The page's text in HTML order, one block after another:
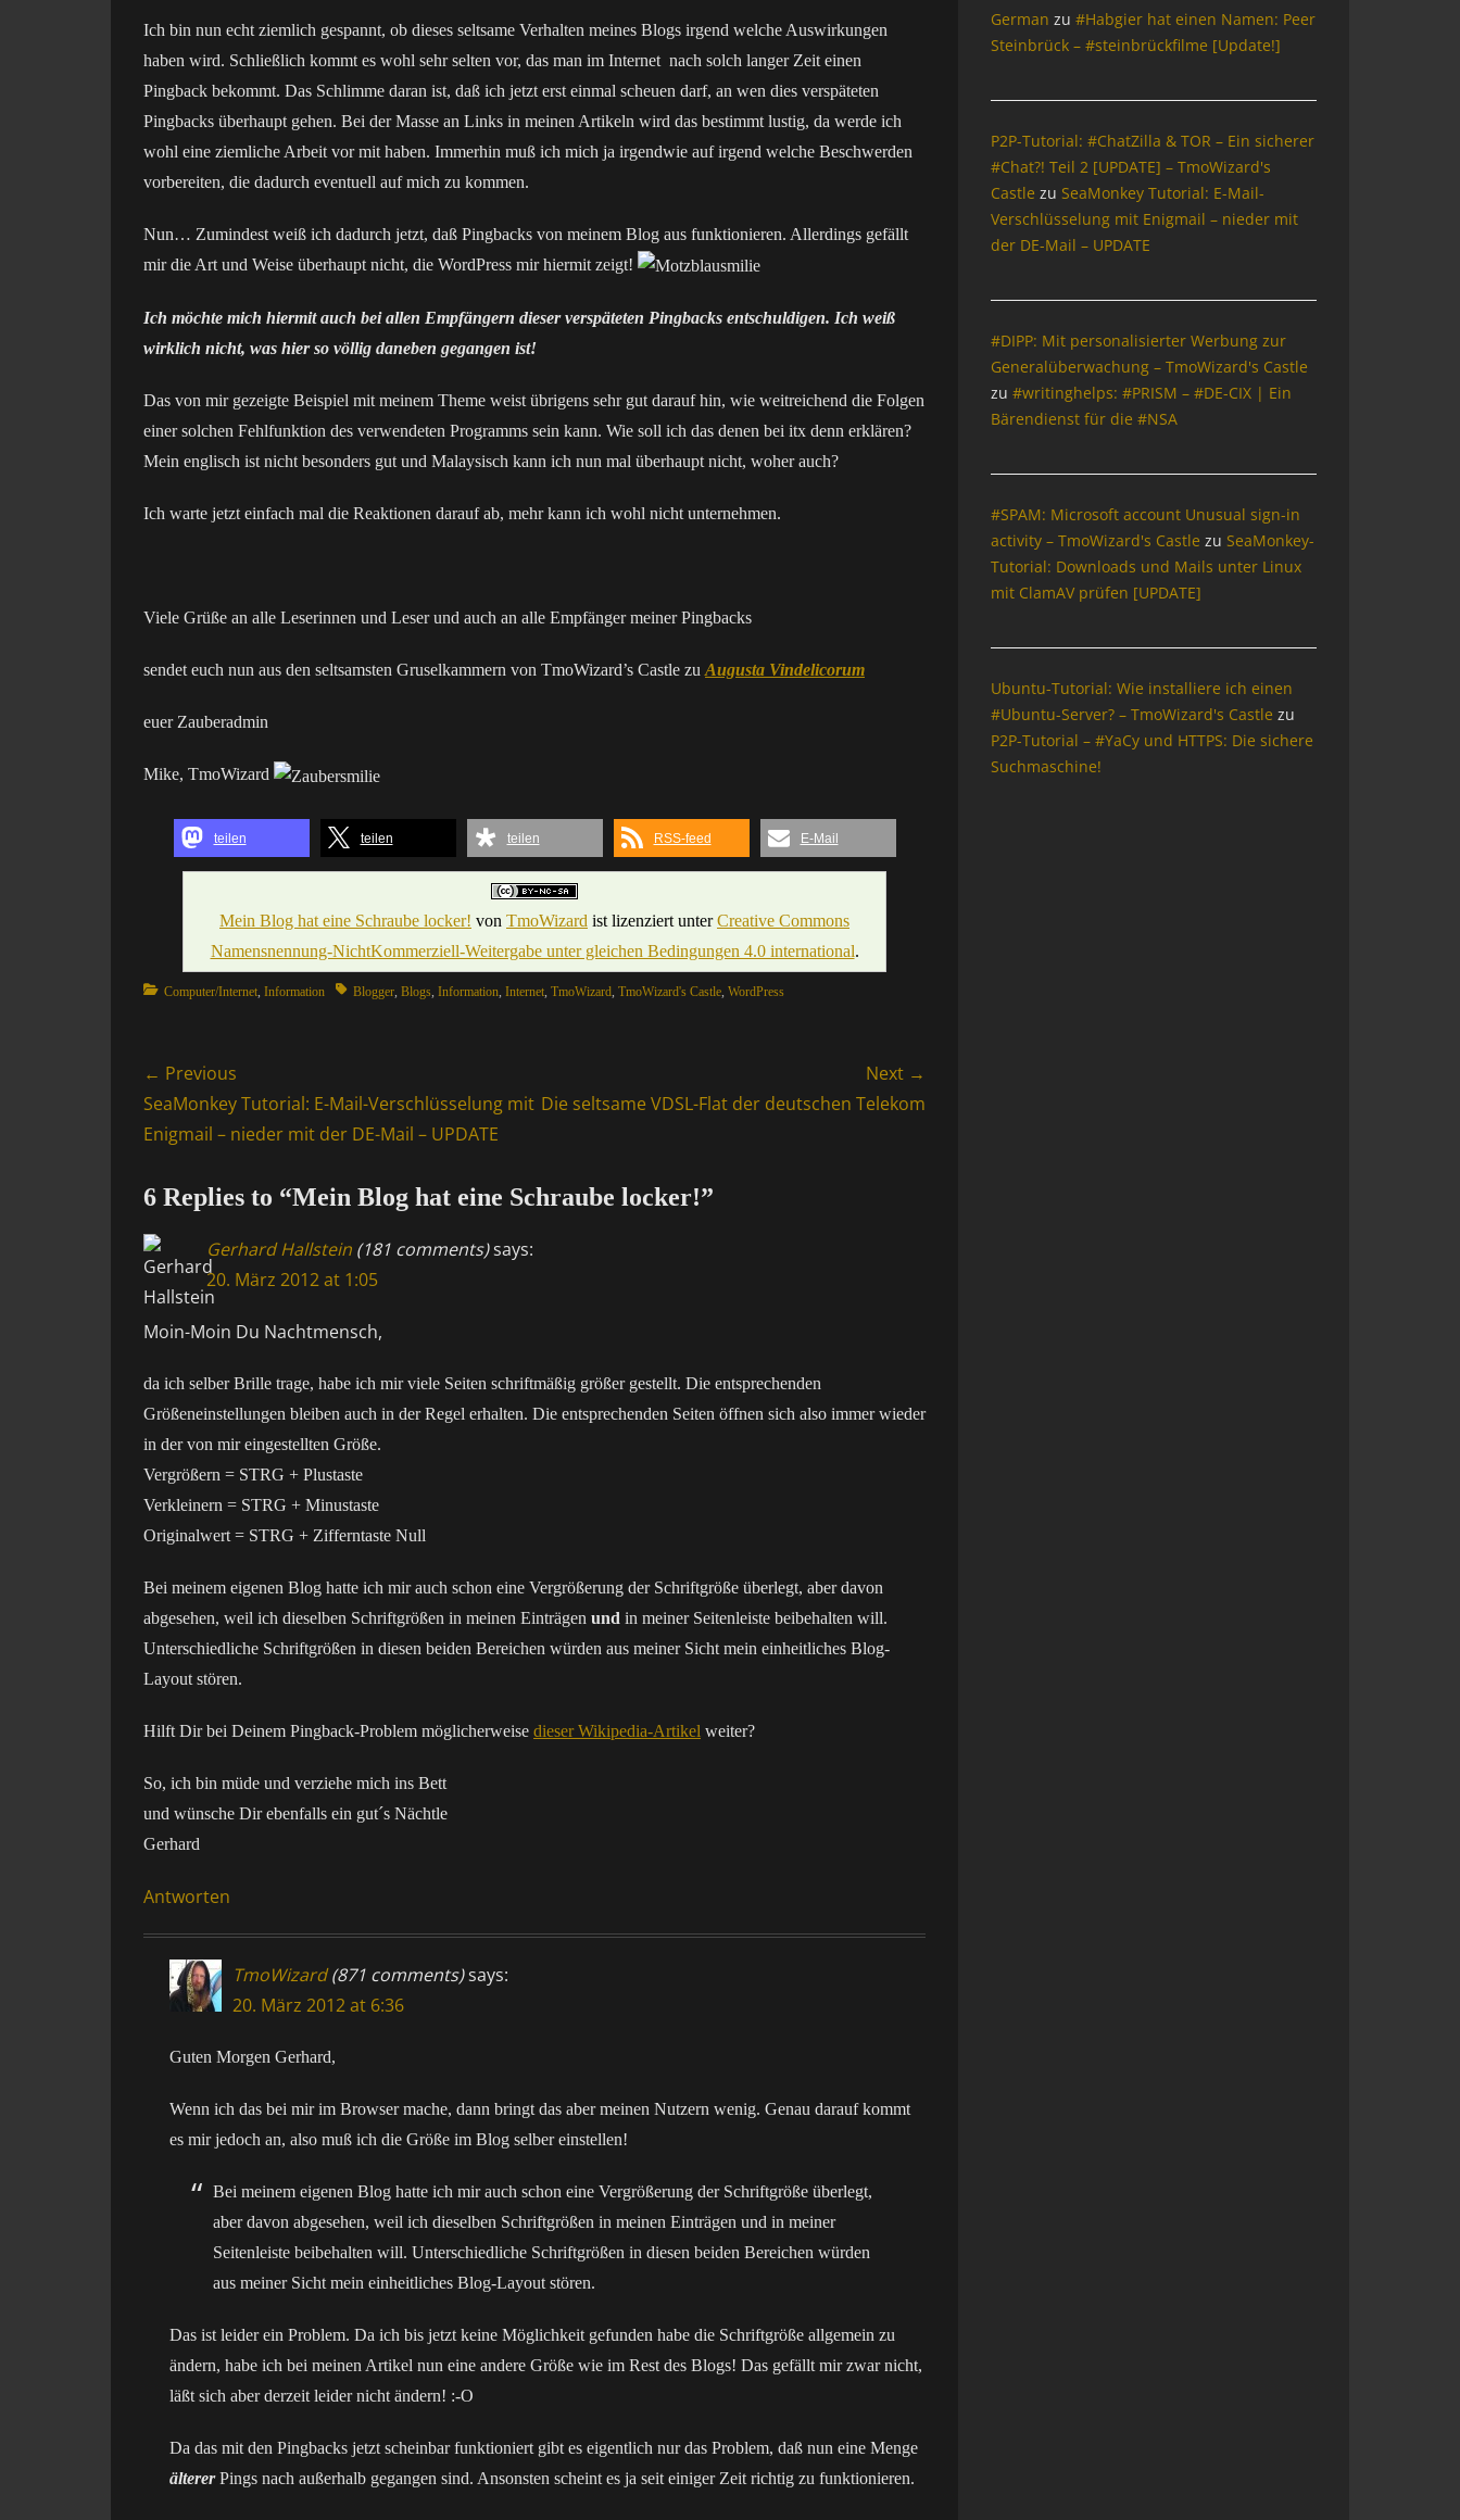
Ich bin nun echt ziemlich gespannt, ob dieses seltsame Verhalten meines Blogs irgend welche Auswirkungen
haben wird. Schließlich kommt es wohl sehr selten vor, das man im Internet nach solch langer Zeit einen
Pingback bekommt. Das Schlimme daran ist, daß ich jetzt erst einmal scheuen darf, an wen dies verspäteten
Pingbacks überhaupt gehen. Bei der Masse an Links in meinen Artikeln wird das bestimmt lustig, da werde ich
wohl eine ziemliche Arbeit vor mit haben. Immerhin muß ich mich ja irgendwie auf irgend welche Beschwerden
vorbereiten, die dadurch eventuell auf mich zu kommen.
Nun… Zumindest weiß ich dadurch jetzt, daß Pingbacks von meinem Blog aus funktionieren. Allerdings gefällt
mir die Art und Weise überhaupt nicht, die WordPress mir hiermit zeigt!
Ich möchte mich hiermit auch bei allen Empfängern dieser verspäteten Pingbacks entschuldigen. Ich weiß
wirklich nicht, was hier so völlig daneben gegangen ist!
Das von mir gezeigte Beispiel mit meinem Theme weist übrigens sehr gut darauf hin, wie weitreichend die Folgen
einer solchen Fehlfunktion des verwendeten Programms sein kann. Wie soll ich das denen bei itx denn erklären?
Mein englisch ist nicht besonders gut und Malaysisch kann ich nun mal überhaupt nicht, woher auch?
Ich warte jetzt einfach mal die Reaktionen darauf ab, mehr kann ich wohl nicht unternehmen.
Viele Grüße an alle Leserinnen und Leser und auch an alle Empfänger meiner Pingbacks
sendet euch nun aus den seltsamsten Gruselkammern von TmoWizard’s Castle zu Augusta Vindelicorum
euer Zauberadmin
Mike, TmoWizard
teilen teilen teilen RSS-feed E-Mail
Mein Blog hat eine Schraube locker! von TmoWizard ist lizenziert unterCreative Commons
Namensnennung-NichtKommerziell-Weitergabe unter gleichen Bedingungen 4.0 international.
Categories
Computer/Internet Information TagsBlogger Blogs Information Internet TmoWizard TmoWizard's Castle WordPress
Beitragsnavigation
← Previous
Previous
post:
SeaMonkey Tutorial: E-Mail-Verschlüsselung mit
Enigmail – nieder mit der DE-Mail – UPDATE
Next →
Next
Die seltsame VDSL-Flat der deutschen Telekom
6 Replies to “Mein Blog hat eine Schraube locker!”
Gerhard Hallstein (181 comments)says:
20. März 2012 at 1:05
Moin-Moin Du Nachtmensch,
da ich selber Brille trage, habe ich mir viele Seiten schriftmäßig größer gestellt. Die entsprechenden
Größeneinstellungen bleiben auch in der Regel erhalten. Die entsprechenden Seiten öffnen sich also immer wieder
in der von mir eingestellten Größe.
Vergrößern = STRG + Plustaste
Verkleinern = STRG + Minustaste
Originalwert = STRG + Zifferntaste Null
Bei meinem eigenen Blog hatte ich mir auch schon eine Vergrößerung der Schriftgröße überlegt, aber davon
abgesehen, weil ich dieselben Schriftgrößen in meinen Einträgen und in meiner Seitenleiste beibehalten will.
Unterschiedliche Schriftgrößen in diesen beiden Bereichen würden aus meiner Sicht mein einheitliches Blog-
Layout stören.
Hilft Dir bei Deinem Pingback-Problem möglicherweise dieser Wikipedia-Artikel weiter?
So, ich bin müde und verziehe mich ins Bett
und wünsche Dir ebenfalls ein gut´s Nächtle
Gerhard
Antworten
TmoWizard(871 comments)says:
20. März 2012 at 6:36
Guten Morgen Gerhard,
Wenn ich das bei mir im Browser mache, dann bringt das aber meinen Nutzern wenig. Genau darauf kommt
es mir jedoch an, also muß ich die Größe im Blog selber einstellen!
Bei meinem eigenen Blog hatte ich mir auch schon eine Vergrößerung der Schriftgröße überlegt,
aber davon abgesehen, weil ich dieselben Schriftgrößen in meinen Einträgen und in meiner
Seitenleiste beibehalten will. Unterschiedliche Schriftgrößen in diesen beiden Bereichen würden
aus meiner Sicht mein einheitliches Blog-Layout stören.
Das ist leider ein Problem. Da ich bis jetzt keine Möglichkeit gefunden habe die Schriftgröße allgemein zu
ändern, habe ich bei meinen Artikel nun eine andere Größe wie im Rest des Blogs! Das gefällt mir zwar nicht,
läßt sich aber derzeit leider nicht ändern! :-O
Da das mit den Pingbacks jetzt scheinbar funktioniert gibt es eigentlich nur das Problem, daß nun eine Menge
ältererPings nach außerhalb gegangen sind. Ansonsten scheint es ja seit einiger Zeit richtig zu funktionieren.
German zu #Habgier hat einen Namen: Peer
Steinbrück – #steinbrückfilme [Update!]
P2P-Tutorial: #ChatZilla & TOR – Ein sicherer
#Chat?! Teil 2 [UPDATE] – TmoWizard's
Castle zu SeaMonkey Tutorial: E-Mail-
Verschlüsselung mit Enigmail – nieder mit
der DE-Mail – UPDATE
#DIPP: Mit personalisierter Werbung zur
Generalüberwachung – TmoWizard's Castle
zu #writinghelps: #PRISM – #DE-CIX | Ein
Bärendienst für die #NSA
#SPAM: Microsoft account Unusual sign-in
activity – TmoWizard's Castle zu SeaMonkey-
Tutorial: Downloads und Mails unter Linux
mit ClamAV prüfen [UPDATE]
Ubuntu-Tutorial: Wie installiere ich einen
#Ubuntu-Server? – TmoWizard's Castle zu
P2P-Tutorial – #YaCy und HTTPS: Die sichere
Suchmaschine!